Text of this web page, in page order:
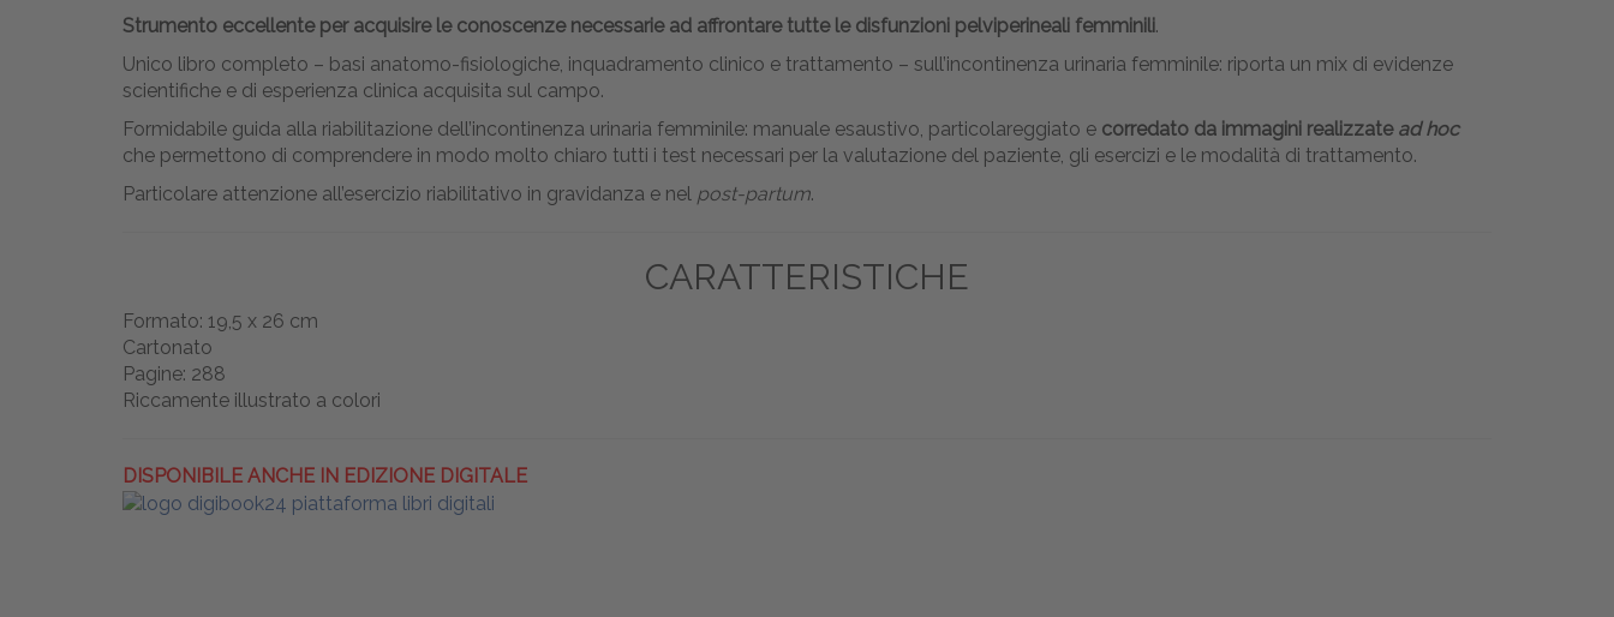
Strumento eccellente per acquisire le conoscenze necessarie ad affrontare tutte le disfunzioni pelviperineali femminili.
Unico libro completo – basi anatomo-fisiologiche, inquadramento clinico e trattamento – sull’incontinenza urinaria femminile: riporta un mix di evidenze
scientifiche e di esperienza clinica acquisita sul campo.
Formidabile guida alla riabilitazione dell’incontinenza urinaria femminile: manuale esaustivo, particolareggiato e corredato da immagini realizzate ad hoc
che permettono di comprendere in modo molto chiaro tutti i test necessari per la valutazione del paziente, gli esercizi e le modalità di trattamento.
Particolare attenzione all’esercizio riabilitativo in gravidanza e nel post-partum.
CARATTERISTICHE
Formato: 19,5 x 26 cm
Cartonato
Pagine: 288
Riccamente illustrato a colori
DISPONIBILE ANCHE IN EDIZIONE DIGITALE